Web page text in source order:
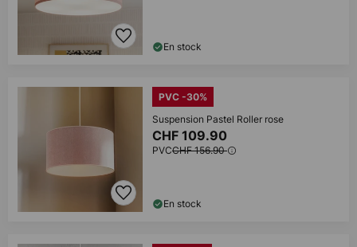
En stock
PVC -30%
Suspension Pastel Roller rose
CHF 109.90
PVCCHF 156.90
En stock